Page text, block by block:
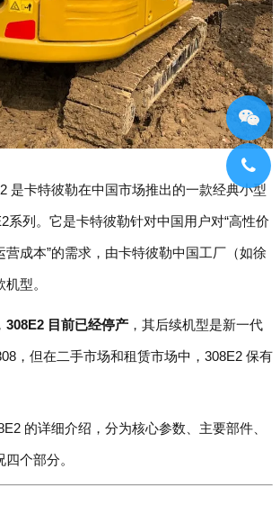
是卡特彼勒在中国市场推出的一款经典小型
系列。它是卡特彼勒针对中国用户对“高性价
营成本”的需求，由卡特彼勒中国工厂（如徐
型。
308E2 目前已经停产 ，其后续机型是新一代
，但在二手市场和租赁市场中，308E2 保有
的详细介绍，分为核心参数、主要部件、
个部分。